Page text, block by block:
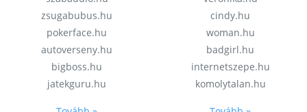
zsugabubus.hu
pokerface.hu
autoverseny.hu
bigboss.hu
jatekguru.hu
cindy.hu
woman.hu
badgirl.hu
internetszepe.hu
komolytalan.hu